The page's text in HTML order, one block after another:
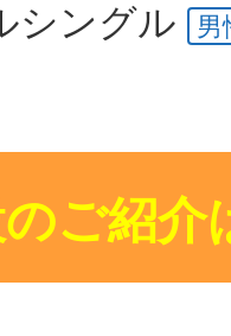
シングル 男
ご紹介